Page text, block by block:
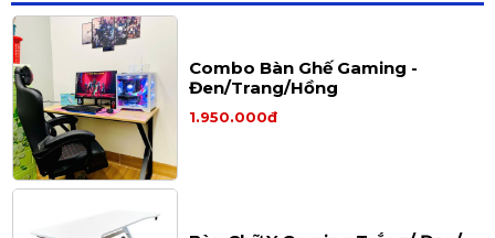
Combo Bàn Ghế Gaming -
Đen/Trang/Hồng
1.950.000đ